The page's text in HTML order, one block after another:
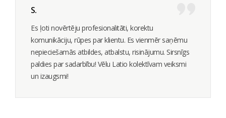
S.
Es ļoti novērtēju profesionalitāti, korektu
komunikāciju, rūpes par klientu. Es vienmēr saņēmu
nepieciešamās atbildes, atbalstu, risinājumu. Sirsnīgs
paldies par sadarbību! Vēlu Latio kolektīvam veiksmi
un izaugsmi!